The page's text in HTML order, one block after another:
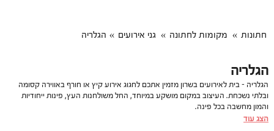
חתונות מקומות לחתונה גני אירועים הגלריה
הגלריה
הגלריה - בית לאירועים בשרון מזמין אתכם לחגוג אירוע קיץ או חורף באווירה קסומה
ובלתי נשכחת. העיצוב במקום מושקע במיוחד, החל משולחנות העץ, פינות ייחודיות
והמון מחשבה בכל פינה.
קבלת הפנים והחופה מתקיימות במרפסת שלנו, שכולה מכוסה בצמחייה ירוקה, וממש
הצג עוד